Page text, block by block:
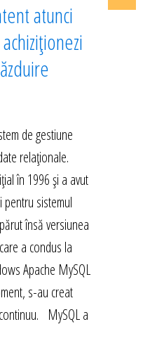
atunci
de gestiune
relaționale.
în 1996 și a avut
sistemul
însă versiunea
a condus la
Apache MySQL
s-au creat
MySQL a